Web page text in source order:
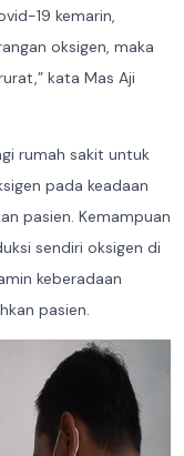
19 kemarin,
oksigen, maka
kata Mas Aji
rumah sakit untuk
pada keadaan
pasien. Kemampuan
sendiri oksigen di
keberadaan
pasien.